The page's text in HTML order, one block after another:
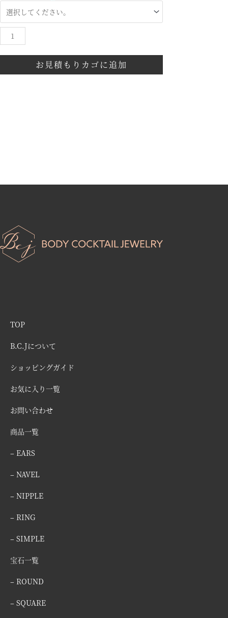
お見積もりカゴに追加
TOP
B.C.Jについて
ショッピングガイド
お気に入り一覧
お問い合わせ
商品一覧
– EARS
– NAVEL
– NIPPLE
– RING
– SIMPLE
宝石一覧
– ROUND
– SQUARE